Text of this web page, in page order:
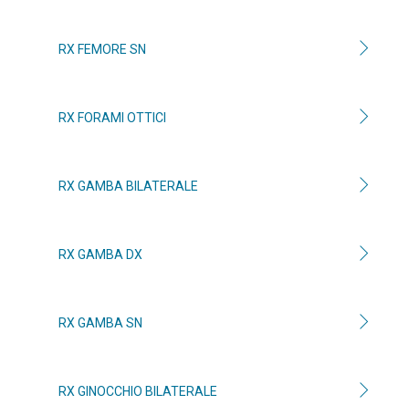
RX FEMORE SN
RX FORAMI OTTICI
RX GAMBA BILATERALE
RX GAMBA DX
RX GAMBA SN
RX GINOCCHIO BILATERALE